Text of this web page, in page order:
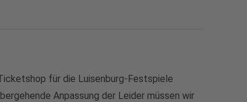
für die Luisenburg-Festspiele
Anpassung der Leider müssen wir